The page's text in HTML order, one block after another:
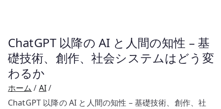
ChatGPT 以降の AI と人間の知性 – 基
礎技術、創作、社会システムはどう変
わるか
ホーム
AI
ChatGPT 以降の AI と人間の知性 – 基礎技術、創作、社